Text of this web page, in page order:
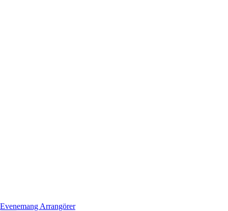
Evenemang Arrangörer